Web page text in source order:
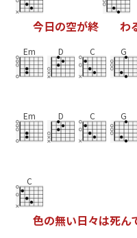
今日の空が終 わ
Em D C G
Em D C G
C
色の無い日々は死ん